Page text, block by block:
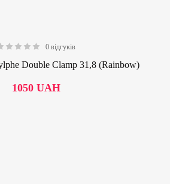
0 відгуків
Double Clamp 31,8 (Rainbow)
1050 UAH